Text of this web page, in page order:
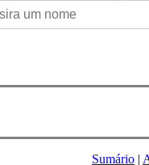
Sumário |